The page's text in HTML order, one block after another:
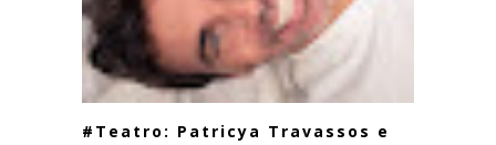
#Teatro: Patricya Travassos e